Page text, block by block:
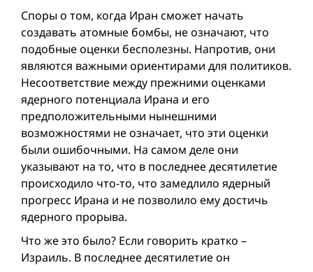
Споры о том, когда Иран сможет начать
создавать атомные бомбы, не означают, что
подобные оценки бесполезны. Напротив, они
являются важными ориентирами для политиков.
Несоответствие между прежними оценками
ядерного потенциала Ирана и его
предположительными нынешними
возможностями не означает, что эти оценки
были ошибочными. На самом деле они
указывают на то, что в последнее десятилетие
происходило что-то, что замедлило ядерный
прогресс Ирана и не позволило ему достичь
ядерного прорыва.
Что же это было? Если говорить кратко –
Израиль. В последнее десятилетие он